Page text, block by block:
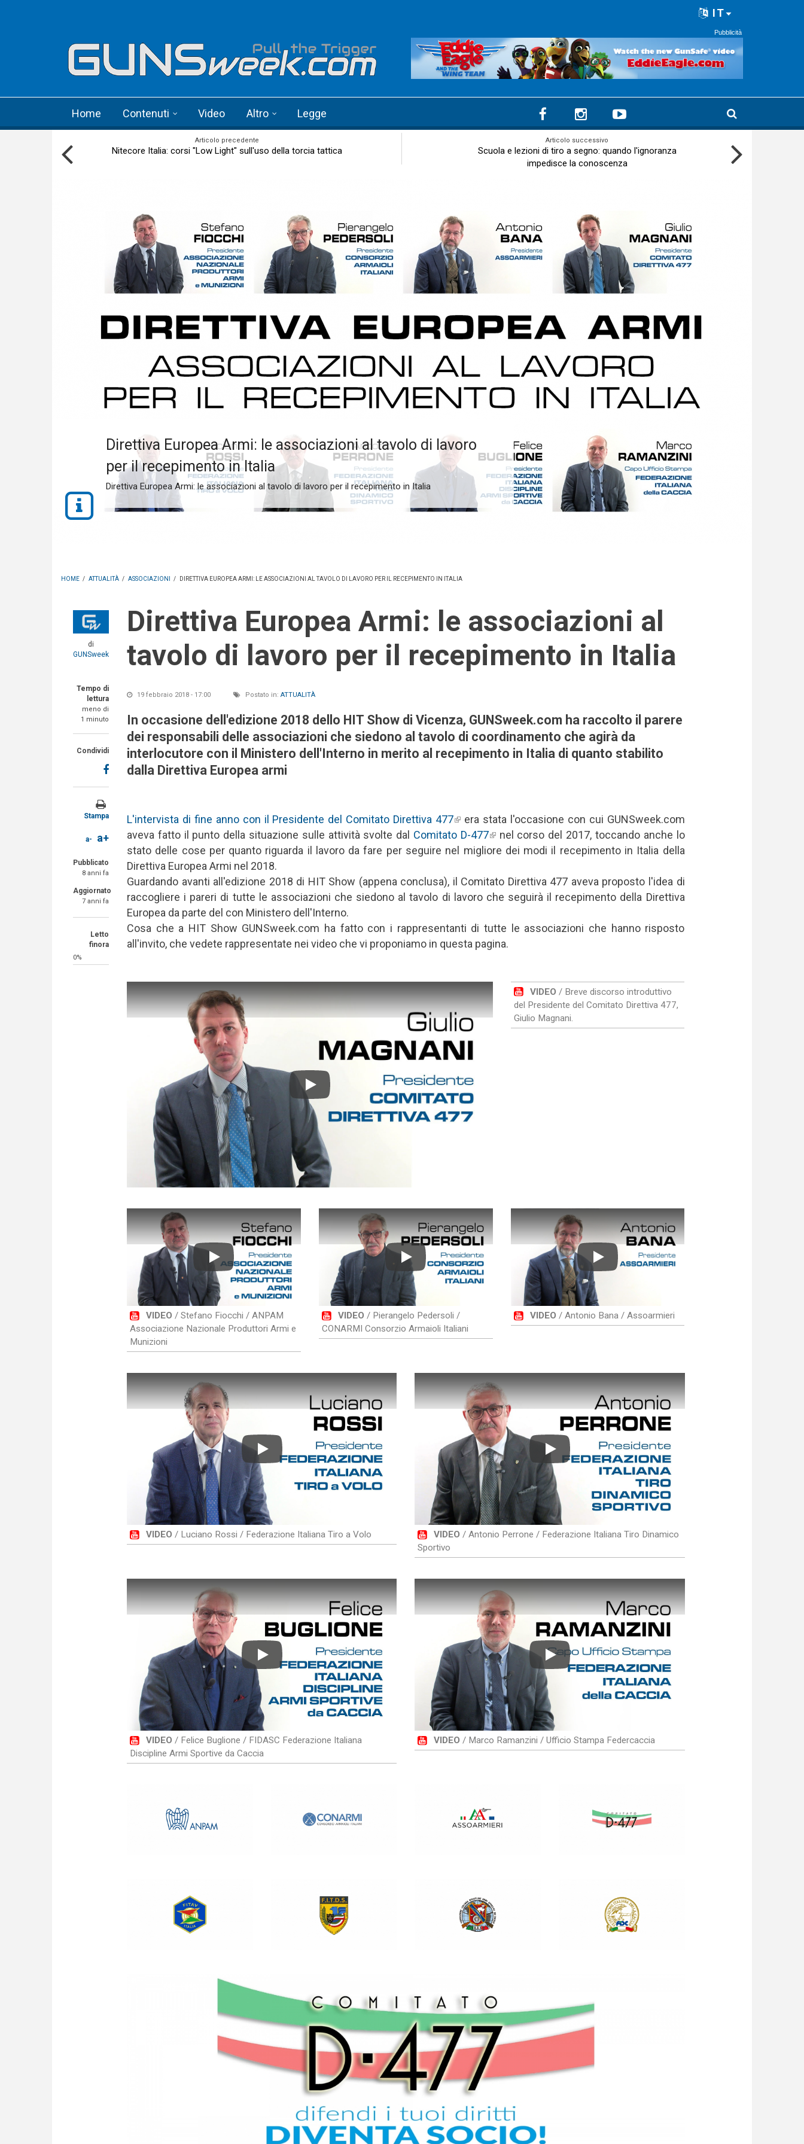
IT
Pubblicità
Home Contenuti Video Altro Legge
Articolo precedente
Nitecore Italia: corsi "Low Light" sull'uso della torcia tattica
Articolo successivo
Scuola e lezioni di tiro a segno: quando l'ignoranza
impedisce la conoscenza
HOME / ATTUALITÀ / ASSOCIAZIONI / DIRETTIVA EUROPEA ARMI: LE ASSOCIAZIONI AL TAVOLO DI LAVORO PER IL RECEPIMENTO IN ITALIA
di
GUNSweek
Tempo di
lettura
meno di
1 minuto
Condividi
Stampa
a- a+
Pubblicato
8 anni fa
Aggiornato
7 anni fa
Letto
finora
0%
Direttiva Europea Armi: le associazioni al
tavolo di lavoro per il recepimento in Italia
19 febbraio 2018 - 17:00 Postato in: ATTUALITÀ
In occasione dell'edizione 2018 dello HIT Show di Vicenza, GUNSweek.com ha raccolto il parere
dei responsabili delle associazioni che siedono al tavolo di coordinamento che agirà da
interlocutore con il Ministero dell'Interno in merito al recepimento in Italia di quanto stabilito
dalla Direttiva Europea armi
L'intervista di fine anno con il Presidente del Comitato Direttiva 477(link is external)
era stata l'occasione con cui GUNSweek.com
aveva fatto il punto della situazione sulle attività svolte dal Comitato D-477(link is external)
nel corso del 2017, toccando anche lo
stato delle cose per quanto riguarda il lavoro da fare per seguire nel migliore dei modi il recepimento in Italia della
Direttiva Europea Armi nel 2018.
Guardando avanti all'edizione 2018 di HIT Show (appena conclusa), il Comitato Direttiva 477 aveva proposto l'idea di
raccogliere i pareri di tutte le associazioni che siedono al tavolo di lavoro che seguirà il recepimento della Direttiva
Europea da parte del con Ministero dell'Interno.
Cosa che a HIT Show GUNSweek.com ha fatto con i rappresentanti di tutte le associazioni che hanno risposto
all'invito, che vedete rappresentate nei video che vi proponiamo in questa pagina.
Play
VIDEO / Breve discorso introduttivo
del Presidente del Comitato Direttiva 477,
Giulio Magnani.
Play
VIDEO / Stefano Fiocchi / ANPAM
Associazione Nazionale Produttori Armi e
Munizioni
Play
VIDEO / Pierangelo Pedersoli /
CONARMI Consorzio Armaioli Italiani
Play
VIDEO / Antonio Bana / Assoarmieri
Play
VIDEO / Luciano Rossi / Federazione Italiana Tiro a Volo
Play
VIDEO / Antonio Perrone / Federazione Italiana Tiro Dinamico
Sportivo
Play
VIDEO / Felice Buglione / FIDASC Federazione Italiana
Discipline Armi Sportive da Caccia
Play
VIDEO / Marco Ramanzini / Ufficio Stampa Federcaccia